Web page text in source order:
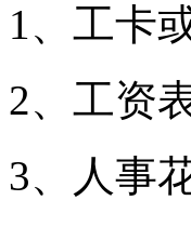
1、工卡
2、工资
3、人事